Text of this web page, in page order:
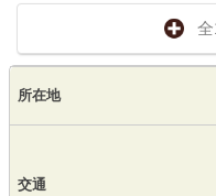
所在地
交通